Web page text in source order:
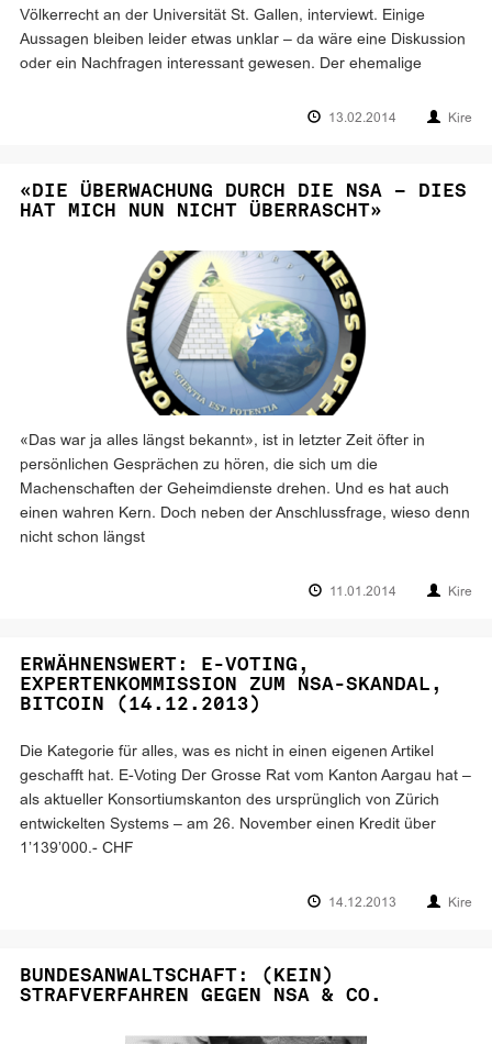
Völkerrecht an der Universität St. Gallen, interviewt. Einige
Aussagen bleiben leider etwas unklar – da wäre eine Diskussion
oder ein Nachfragen interessant gewesen. Der ehemalige
13.02.2014 Kire
«DIE ÜBERWACHUNG DURCH DIE NSA – DIES
HAT MICH NUN NICHT ÜBERRASCHT»
«Das war ja alles längst bekannt», ist in letzter Zeit öfter in
persönlichen Gesprächen zu hören, die sich um die
Machenschaften der Geheimdienste drehen. Und es hat auch
einen wahren Kern. Doch neben der Anschlussfrage, wieso denn
nicht schon längst
11.01.2014 Kire
ERWÄHNENSWERT: E-VOTING,
EXPERTENKOMMISSION ZUM NSA-SKANDAL,
BITCOIN (14.12.2013)
Die Kategorie für alles, was es nicht in einen eigenen Artikel
geschafft hat. E-Voting Der Grosse Rat vom Kanton Aargau hat –
als aktueller Konsortiumskanton des ursprünglich von Zürich
entwickelten Systems – am 26. November einen Kredit über
1’139’000.- CHF
14.12.2013 Kire
BUNDESANWALTSCHAFT: (KEIN)
STRAFVERFAHREN GEGEN NSA & CO.